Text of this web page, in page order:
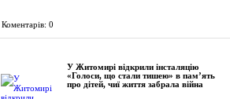
Коментарів: 0
У Житомирі відкрили інсталяцію
«Голоси, що стали тишею» в пам’ять
про дітей, чиї життя забрала війна